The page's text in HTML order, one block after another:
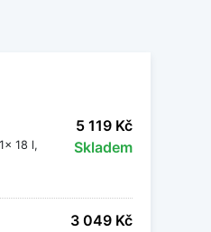
18 l,
5 119 Kč
Skladem
3 049 Kč